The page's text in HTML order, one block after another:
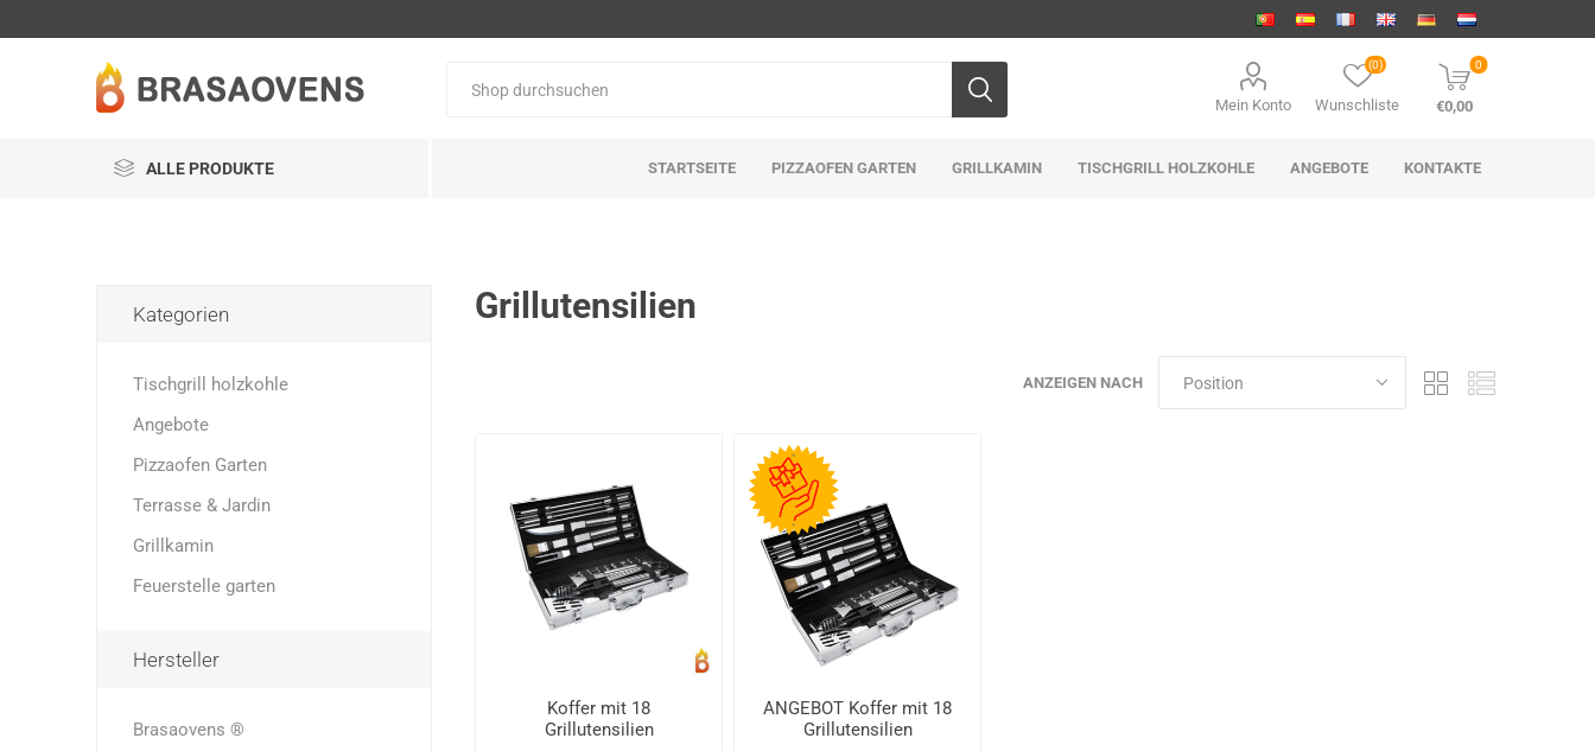
Mein Konto Wunschliste
(0) 0
€0,00
ALLE PRODUKTE STARTSEITE PIZZAOFEN GARTEN GRILLKAMIN TISCHGRILL HOLZKOHLE ANGEBOTE KONTAKTE
Grillutensilien
ANZEIGEN NACH
Koffer mit 18
Grillutensilien
ANGEBOT Koffer mit 18
Grillutensilien
Kategorien
Tischgrill holzkohle
Angebote
Pizzaofen Garten
Terrasse & Jardin
Grillkamin
Feuerstelle garten
Hersteller
Brasaovens ®